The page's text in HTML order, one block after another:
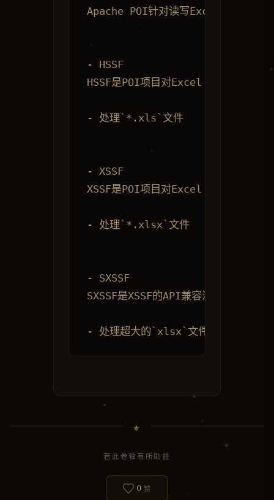
Apache POI针对读写Excel文件提供了
- HSSF
HSSF是POI项目对Excel ‘97 (-
- 处理`*.xls`文件
- XSSF
XSSF是POI项目对Excel 2007
- 处理`*.xlsx`文件
- SXSSF
SXSSF是XSSF的API兼容流扩展，可用
若此卷轴有所助益
0 赞